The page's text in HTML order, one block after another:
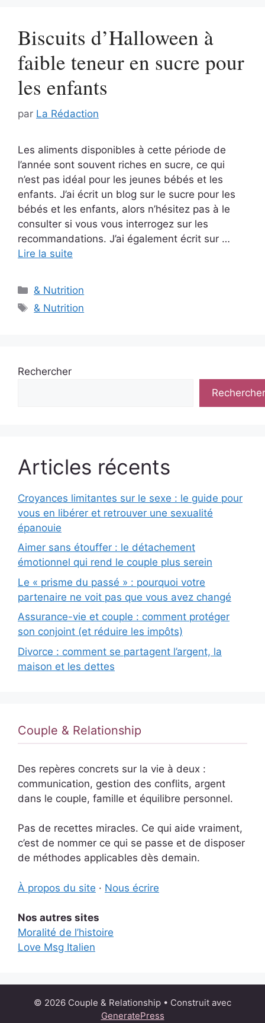
Biscuits d’Halloween à
faible teneur en sucre pour
les enfants
par La Rédaction
Les aliments disponibles à cette période de
l’année sont souvent riches en sucre, ce qui
n’est pas idéal pour les jeunes bébés et les
enfants. J’ai écrit un blog sur le sucre pour les
bébés et les enfants, alors n’hésitez pas à le
consulter si vous vous interrogez sur les
recommandations. J’ai également écrit sur …
Lire la suite
Catégories
& Nutrition
Étiquettes
& Nutrition
Rechercher
Rechercher
Articles récents
Croyances limitantes sur le sexe : le guide pour
vous en libérer et retrouver une sexualité
épanouie
Aimer sans étouffer : le détachement
émotionnel qui rend le couple plus serein
Le « prisme du passé » : pourquoi votre
partenaire ne voit pas que vous avez changé
Assurance-vie et couple : comment protéger
son conjoint (et réduire les impôts)
Divorce : comment se partagent l’argent, la
maison et les dettes
Couple & Relationship
Des repères concrets sur la vie à deux :
communication, gestion des conflits, argent
dans le couple, famille et équilibre personnel.
Pas de recettes miracles. Ce qui aide vraiment,
c’est de nommer ce qui se passe et de disposer
de méthodes applicables dès demain.
À propos du site · Nous écrire
Nos autres sites
Moralité de l’histoire
Love Msg Italien
© 2026 Couple & Relationship • Construit avec
GeneratePress